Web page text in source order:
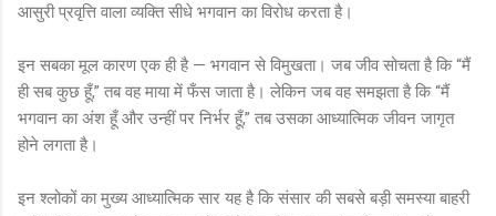
आसुरी प्रवृत्ति वाला व्यक्ति सीधे भगवान का विरोध करता है।
इन सबका मूल कारण एक ही है — भगवान से विमुखता। जब जीव सोचता है कि “मैं
ही सब कुछ हूँ,” तब वह माया में फँस जाता है। लेकिन जब वह समझता है कि “मैं
भगवान का अंश हूँ और उन्हीं पर निर्भर हूँ,” तब उसका आध्यात्मिक जीवन जागृत
होने लगता है।
इन श्लोकों का मुख्य आध्यात्मिक सार यह है कि संसार की सबसे बड़ी समस्या बाहरी